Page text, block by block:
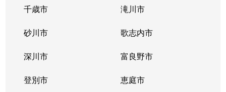
北４２条東
栄町(札幌)
北４３条東
栄町(札幌)
北４３条東
栄町(札幌)
北４６条東
栄町(札幌)
千歳市 滝川市
砂川市 歌志内市
深川市 富良野市
登別市 恵庭市